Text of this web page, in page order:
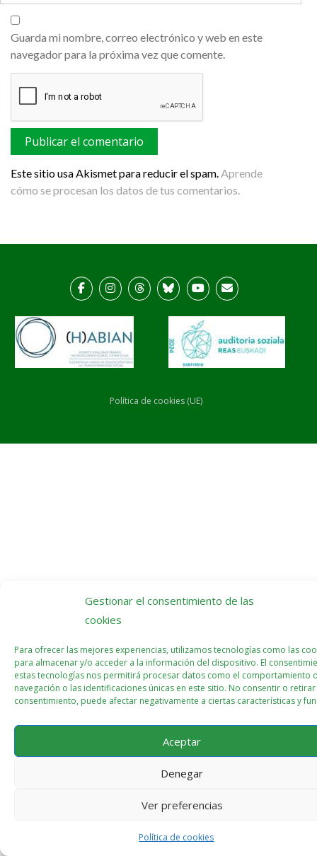
Gestionar el consentimiento de las
cookies
Para ofrecer las mejores experiencias, utilizamos tecnologías como las
para almacenar y/o acceder a la información del dispositivo. El
estas tecnologías nos permitirá procesar datos como el comportamiento
navegación o las identificaciones únicas en este sitio. No consentir o
consentimiento, puede afectar negativamente a ciertas características y
Aceptar
Denegar
Ver preferencias
Política de cookies
Guarda mi nombre, correo electrónico y web en este
navegador para la próxima vez que comente.
Este sitio usa Akismet para reducir el spam. Aprende
cómo se procesan los datos de tus comentarios.
Política de cookies (UE)